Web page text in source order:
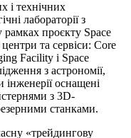
і технічних
лабораторії з
проєкту Space
та сервіси: Core
Facility і Space
з астрономії,
інженерії оснащені
з 3D-
станками.
«трейдингову